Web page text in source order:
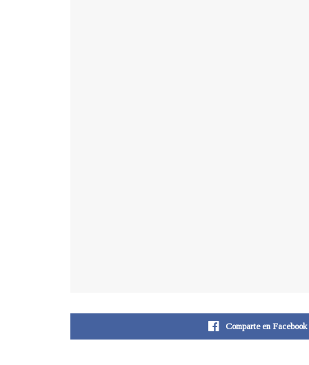
Comparte en Facebook